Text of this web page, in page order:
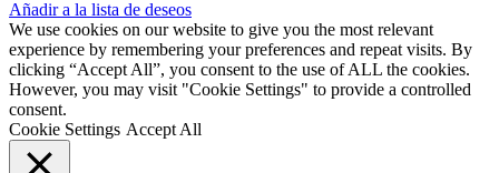
Añadir a la lista de deseos
We use cookies on our website to give you the most relevant
experience by remembering your preferences and repeat visits. By
clicking “Accept All”, you consent to the use of ALL the cookies.
However, you may visit "Cookie Settings" to provide a controlled
consent.
Cookie Settings Accept All